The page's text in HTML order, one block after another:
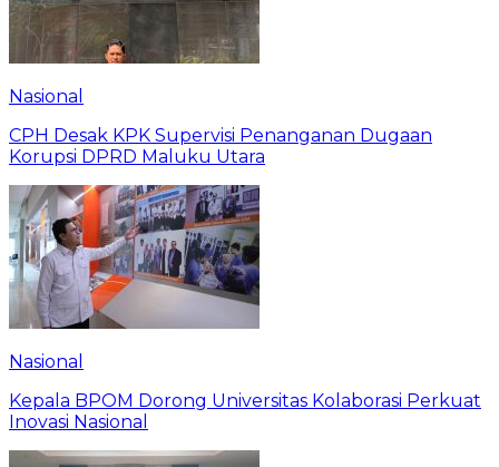
Nasional
CPH Desak KPK Supervisi Penanganan Dugaan
Korupsi DPRD Maluku Utara
Nasional
Kepala BPOM Dorong Universitas Kolaborasi Perkuat
Inovasi Nasional